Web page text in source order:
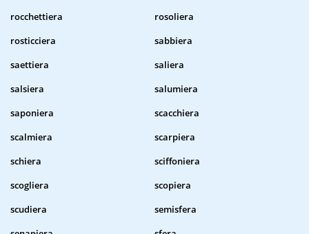
rocchettiera
rosoliera
rosticciera
sabbiera
saettiera
saliera
salsiera
salumiera
saponiera
scacchiera
scalmiera
scarpiera
schiera
sciffoniera
scogliera
scopiera
scudiera
semisfera